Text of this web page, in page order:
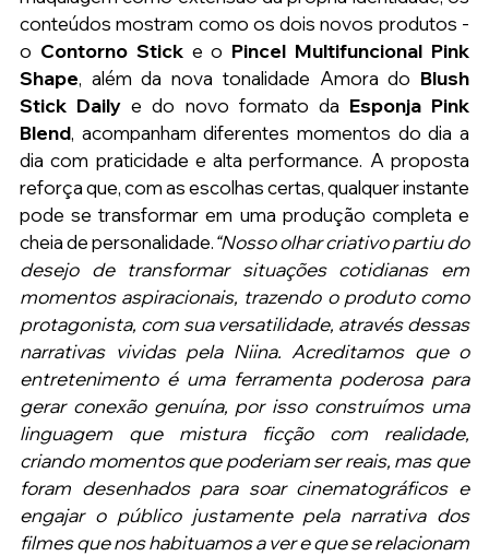
conteúdos mostram como os dois novos produtos -
o Contorno Stick e o Pincel Multifuncional Pink
Shape, além da nova tonalidade Amora do Blush
Stick Daily e do novo formato da Esponja Pink
Blend, acompanham diferentes momentos do dia a
dia com praticidade e alta performance. A proposta
reforça que, com as escolhas certas, qualquer instante
pode se transformar em uma produção completa e
cheia de personalidade.“Nosso olhar criativo partiu do
desejo de transformar situações cotidianas em
momentos aspiracionais, trazendo o produto como
protagonista, com sua versatilidade, através dessas
narrativas vividas pela Niina. Acreditamos que o
entretenimento é uma ferramenta poderosa para
gerar conexão genuína, por isso construímos uma
linguagem que mistura ficção com realidade,
criando momentos que poderiam ser reais, mas que
foram desenhados para soar cinematográficos e
engajar o público justamente pela narrativa dos
filmes que nos habituamos a ver e que se relacionam